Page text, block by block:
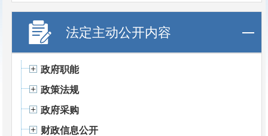
法定主动公开内容
政府职能
政策法规
政府采购
财政信息公开